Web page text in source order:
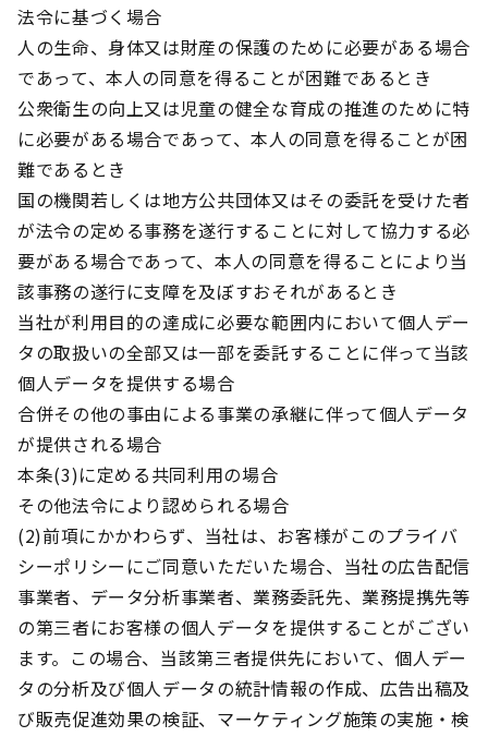
法令に基づく場合
人の生命、身体又は財産の保護のために必要がある場合
であって、本人の同意を得ることが困難であるとき
公衆衛生の向上又は児童の健全な育成の推進のために特
に必要がある場合であって、本人の同意を得ることが困
難であるとき
国の機関若しくは地方公共団体又はその委託を受けた者
が法令の定める事務を遂行することに対して協力する必
要がある場合であって、本人の同意を得ることにより当
該事務の遂行に支障を及ぼすおそれがあるとき
当社が利用目的の達成に必要な範囲内において個人デー
タの取扱いの全部又は一部を委託することに伴って当該
個人データを提供する場合
合併その他の事由による事業の承継に伴って個人データ
が提供される場合
本条(3)に定める共同利用の場合
その他法令により認められる場合
(2)前項にかかわらず、当社は、お客様がこのプライバ
シーポリシーにご同意いただいた場合、当社の広告配信
事業者、データ分析事業者、業務委託先、業務提携先等
の第三者にお客様の個人データを提供することがござい
ます。この場合、当該第三者提供先において、個人デー
タの分析及び個人データの統計情報の作成、広告出稿及
び販売促進効果の検証、マーケティング施策の実施・検